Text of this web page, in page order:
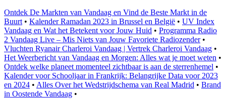
Ontdek De Markten van Vandaag en Vind de Beste Markt in de
Buurt • Kalender Ramadan 2023 in Brussel en België • UV Index
Vandaag en Wat het Betekent voor Jouw Huid • Programma Radio
2 Vandaag Live – Mis Niets van Jouw Favoriete Radiozender•
Vluchten Ryanair Charleroi Vandaag | Vertrek Charleroi Vandaag •
Het Weerbericht van Vandaag en Morgen: Alles wat je moet weten •
Ontdek welke planeet momenteel zichtbaar is aan de sterrenhemel •
Kalender voor Schooljaar in Frankrijk: Belangrijke Data voor 2023
en 2024 • Alles Over het Wedstrijdschema van Real Madrid • Brand
in Oostende Vandaag •